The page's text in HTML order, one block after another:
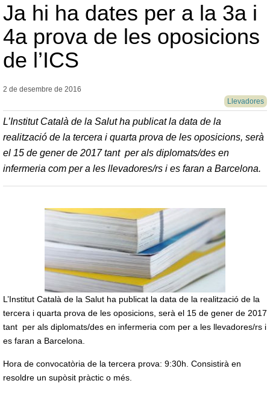
Ja hi ha dates per a la 3a i
4a prova de les oposicions
de l’ICS
2 de desembre de 2016
Llevadores
L’Institut Català de la Salut ha publicat la data de la
realització de la tercera i quarta prova de les oposicions, serà
el 15 de gener de 2017 tant per als diplomats/des en
infermeria com per a les llevadores/rs i es faran a Barcelona.
L’Institut Català de la Salut ha publicat la data de la realització de la
tercera i quarta prova de les oposicions, serà el 15 de gener de 2017
tant per als diplomats/des en infermeria com per a les llevadores/rs i
es faran a Barcelona.
Hora de convocatòria de la tercera prova: 9:30h. Consistirà en
resoldre un supòsit pràctic o més.